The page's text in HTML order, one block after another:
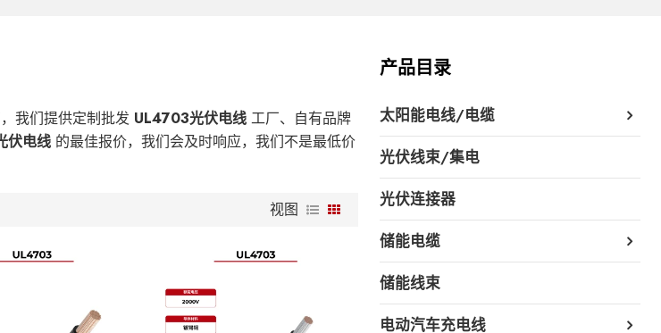
我们提供定制批发 UL4703光伏电线 工厂、自有品牌
伏电线 的最佳报价，我们会及时响应，我们不是最低价
视图
产品目录
太阳能电线/电缆
光伏线束/集电
光伏连接器
储能电缆
储能线束
电动汽车充电线